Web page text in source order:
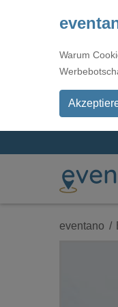
Warum
eventano